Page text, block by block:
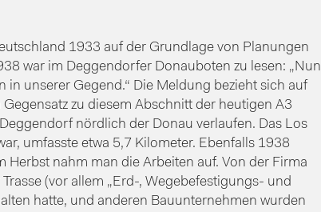
1933 auf der Grundlage von Planungen
war im Deggendorfer Donauboten zu lesen: „Nun
unserer Gegend.“ Die Meldung bezieht sich auf
zu diesem Abschnitt der heutigen A3
nördlich der Donau verlaufen. Das Los
umfasste etwa 5,7 Kilometer. Ebenfalls 1938
nahm man die Arbeiten auf. Von der Firma
(vor allem „Erd-, Wegebefestigungs- und
hatte, und anderen Bauunternehmen wurden